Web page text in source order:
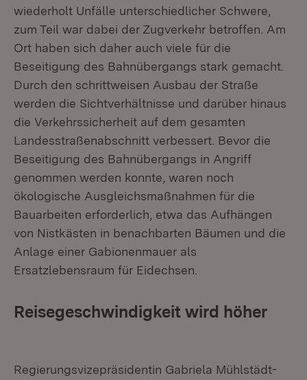
wiederholt Unfälle unterschiedlicher Schwere,
zum Teil war dabei der Zugverkehr betroffen. Am
Ort haben sich daher auch viele für die
Beseitigung des Bahnübergangs stark gemacht.
Durch den schrittweisen Ausbau der Straße
werden die Sichtverhältnisse und darüber hinaus
die Verkehrssicherheit auf dem gesamten
Landesstraßenabschnitt verbessert. Bevor die
Beseitigung des Bahnübergangs in Angriff
genommen werden konnte, waren noch
ökologische Ausgleichsmaßnahmen für die
Bauarbeiten erforderlich, etwa das Aufhängen
von Nistkästen in benachbarten Bäumen und die
Anlage einer Gabionenmauer als
Ersatzlebensraum für Eidechsen.
Reisegeschwindigkeit wird höher
Regierungsvizepräsidentin Gabriela Mühlstädt-